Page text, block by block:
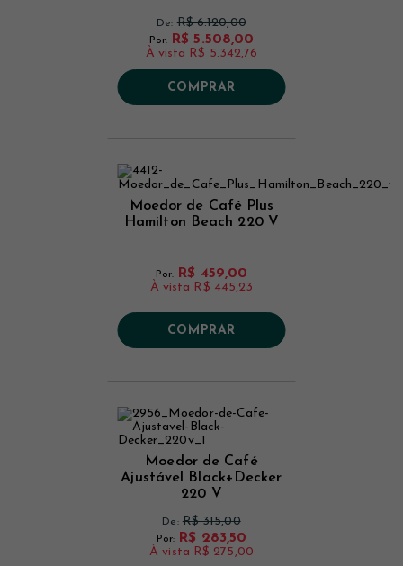
De:R$ 6.120,00
Por: R$ 5.508,00
À vista R$ 5.342,76
COMPRAR
Moedor de Café Plus
Hamilton Beach 220 V
Por: R$ 459,00
À vista R$ 445,23
COMPRAR
Moedor de Café
Ajustável Black+Decker
220 V
De: R$ 315,00
Por: R$ 283,50
À vista R$ 275,00